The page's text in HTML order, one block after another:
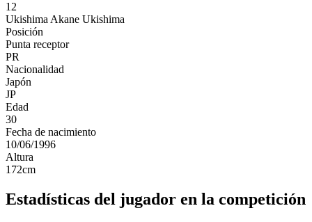
12
Ukishima Akane Ukishima
Posición
Punta receptor
PR
Nacionalidad
Japón
JP
Edad
30
Fecha de nacimiento
10/06/1996
Altura
172cm
Estadísticas del jugador en la competición